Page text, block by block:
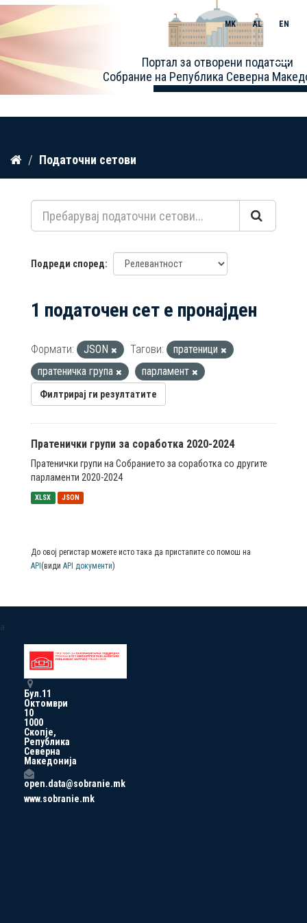
Прескокнете
содржина
Портал за отворени податоци
Собрание на Република Северна
MK AL EN
Toggle
Податочни сетови
Подреди според
1 податочен сет е пронајден
Формати: JSON Тагови:
пратеници
пратеничка група
парламент
Филтрирај ги резултатите
Пратенички групи за соработка 2020-2024
Пратенички групи на Собранието за соработка со другите
парламенти 2020-2024
XLSX JSON
До овој регистар можете исто така да пристапите со помош на
API (види API документи)
a
Бул.11
Октомври
10
1000
Скопје,
Република
Северна
Македонија
open.data@sobranie.mk
www.sobranie.mk